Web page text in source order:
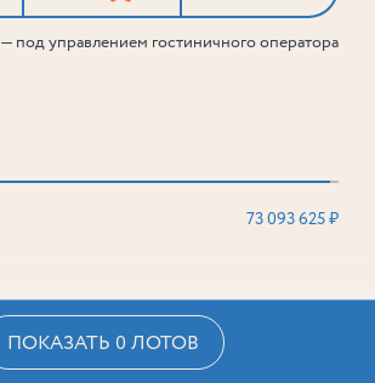
— под управлением гостиничного оператора
73 093 625 ₽
ПОКАЗАТЬ 0 ЛОТОВ